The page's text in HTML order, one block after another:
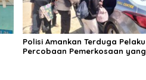
Polisi Amankan Terduga Pelaku
Percobaan Pemerkosaan yang